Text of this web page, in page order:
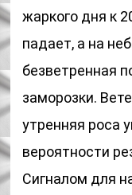
жаркого дня к
падает, а на
безветренная
заморозки.
утренняя роса
вероятности
Сигналом для